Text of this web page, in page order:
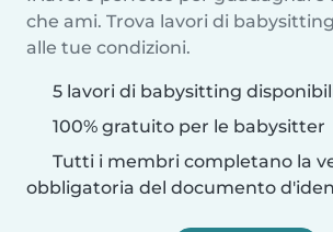
che ami. Trova lavori di
alle tue condizioni.
5 lavori di babysitting
100% gratuito per le babysitter
Tutti i membri completano la
obbligatoria del documento